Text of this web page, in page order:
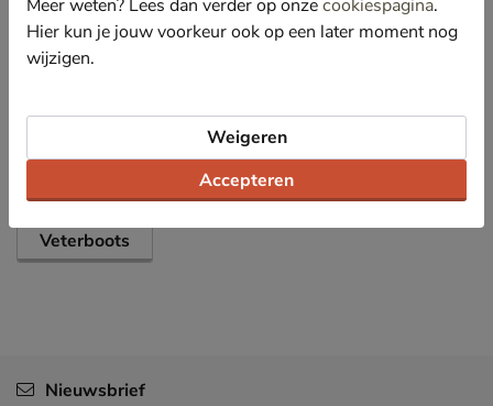
Specificaties
Jongens Schoenen
Boots
Veterboots
Nieuwsbrief
Meer weten? Lees dan verder op onzecookiespagina.
Hier kun je jouw voorkeur ook op een later moment nog
wijzigen.
Accepteren
Weigeren